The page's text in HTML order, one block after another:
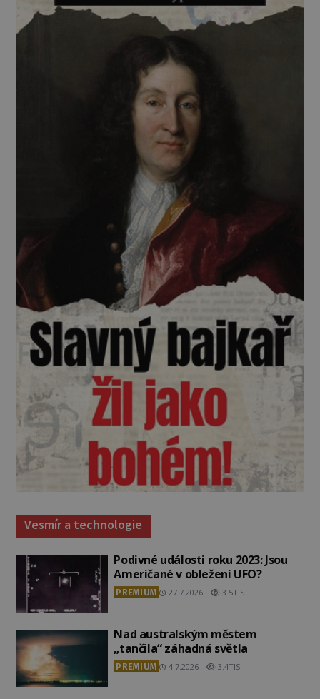
Vesmír a technologie
Podivné události roku 2023: Jsou
Američané v obležení UFO?
PREMIUM 27.7.2026 3.5TIS
Nad australským městem
„tančila“ záhadná světla
PREMIUM 4.7.2026 3.4TIS